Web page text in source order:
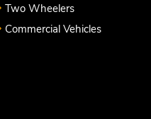
Two Wheelers
Commercial Vehicles